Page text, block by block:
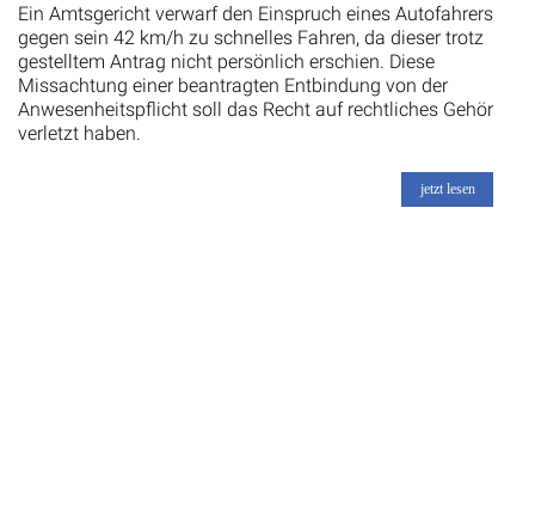
Ein Amtsgericht verwarf den Einspruch eines Autofahrers
gegen sein 42 km/h zu schnelles Fahren, da dieser trotz
gestelltem Antrag nicht persönlich erschien. Diese
Missachtung einer beantragten Entbindung von der
Anwesenheitspflicht soll das Recht auf rechtliches Gehör
verletzt haben.
jetzt lesen